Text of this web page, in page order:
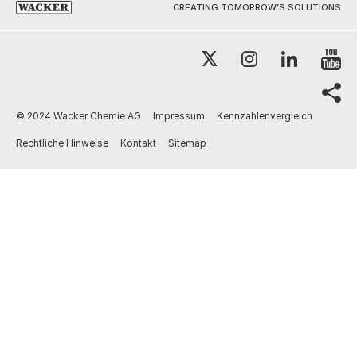
CREATING TOMORROW’S SOLUTIONS
Instagram
© 2024 Wacker Chemie AG Impressum Kennzahlenvergleich
Rechtliche Hinweise Kontakt Sitemap